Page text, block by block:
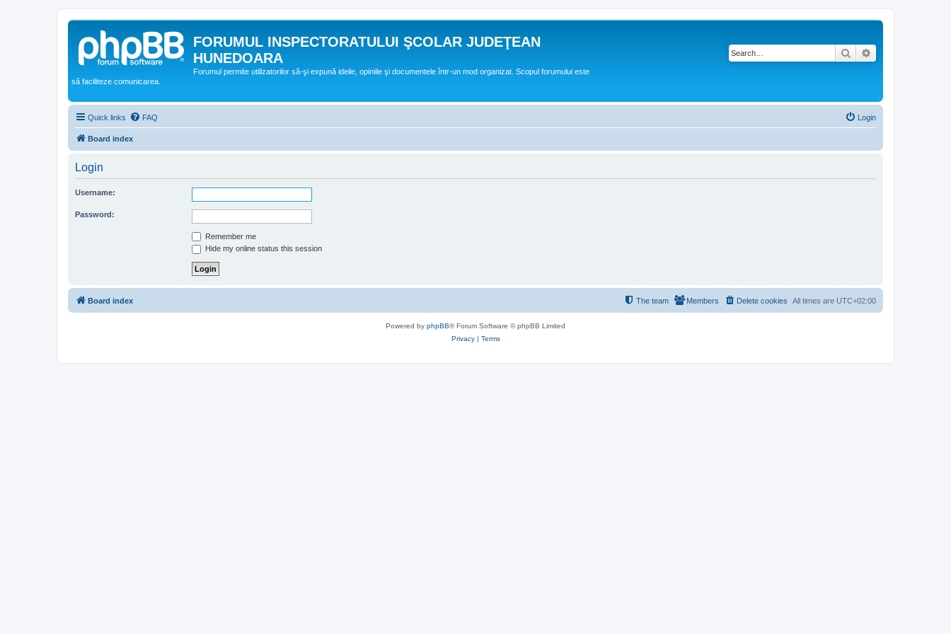
FORUMUL INSPECTORATULUI ŞCOLAR JUDEŢEAN
HUNEDOARA
Forumul permite utilizatorilor să-şi expună ideile, opiniile şi documentele într-un mod organizat. Scopul forumului este
să faciliteze comunicarea.
Search
Quick links FAQ Login
Board index
Login
Username:
Password:
Remember me
Hide my online status this session
Board index All times are UTC+02:00
Delete cookies
Members
The team
Powered by phpBB® Forum Software © phpBB Limited
Privacy| Terms